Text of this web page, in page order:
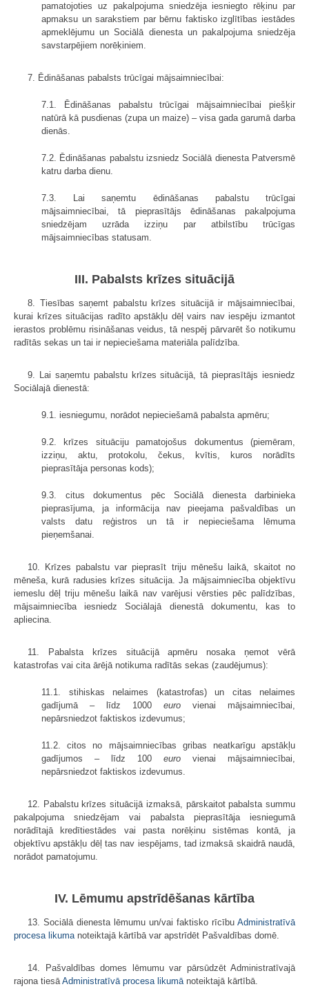
pamatojoties uz pakalpojuma sniedzēja iesniegto rēķinu par
apmaksu un sarakstiem par bērnu faktisko izglītības iestādes
apmeklējumu un Sociālā dienesta un pakalpojuma sniedzēja
savstarpējiem norēķiniem.
7. Ēdināšanas pabalsts trūcīgai mājsaimniecībai:
7.1. Ēdināšanas pabalstu trūcīgai mājsaimniecībai piešķir
natūrā kā pusdienas (zupa un maize) – visa gada garumā darba
dienās.
7.2. Ēdināšanas pabalstu izsniedz Sociālā dienesta Patversmē
katru darba dienu.
7.3. Lai saņemtu ēdināšanas pabalstu trūcīgai
mājsaimniecībai, tā pieprasītājs ēdināšanas pakalpojuma
sniedzējam uzrāda izziņu par atbilstību trūcīgas
mājsaimniecības statusam.
III. Pabalsts krīzes situācijā
8. Tiesības saņemt pabalstu krīzes situācijā ir mājsaimniecībai,
kurai krīzes situācijas radīto apstākļu dēļ vairs nav iespēju izmantot
ierastos problēmu risināšanas veidus, tā nespēj pārvarēt šo notikumu
radītās sekas un tai ir nepieciešama materiāla palīdzība.
9. Lai saņemtu pabalstu krīzes situācijā, tā pieprasītājs iesniedz
Sociālajā dienestā:
9.1. iesniegumu, norādot nepieciešamā pabalsta apmēru;
9.2. krīzes situāciju pamatojošus dokumentus (piemēram,
izziņu, aktu, protokolu, čekus, kvītis, kuros norādīts
pieprasītāja personas kods);
9.3. citus dokumentus pēc Sociālā dienesta darbinieka
pieprasījuma, ja informācija nav pieejama pašvaldības un
valsts datu reģistros un tā ir nepieciešama lēmuma
pieņemšanai.
10. Krīzes pabalstu var pieprasīt triju mēnešu laikā, skaitot no
mēneša, kurā radusies krīzes situācija. Ja mājsaimniecība objektīvu
iemeslu dēļ triju mēnešu laikā nav varējusi vērsties pēc palīdzības,
mājsaimniecība iesniedz Sociālajā dienestā dokumentu, kas to
apliecina.
11. Pabalsta krīzes situācijā apmēru nosaka ņemot vērā
katastrofas vai cita ārējā notikuma radītās sekas (zaudējumus):
11.1. stihiskas nelaimes (katastrofas) un citas nelaimes
gadījumā – līdz 1000 euro vienai mājsaimniecībai,
nepārsniedzot faktiskos izdevumus;
11.2. citos no mājsaimniecības gribas neatkarīgu apstākļu
gadījumos – līdz 100 euro vienai mājsaimniecībai,
nepārsniedzot faktiskos izdevumus.
12. Pabalstu krīzes situācijā izmaksā, pārskaitot pabalsta summu
pakalpojuma sniedzējam vai pabalsta pieprasītāja iesniegumā
norādītajā kredītiestādes vai pasta norēķinu sistēmas kontā, ja
objektīvu apstākļu dēļ tas nav iespējams, tad izmaksā skaidrā naudā,
norādot pamatojumu.
IV. Lēmumu apstrīdēšanas kārtība
13. Sociālā dienesta lēmumu un/vai faktisko rīcību Administratīvā
procesa likuma noteiktajā kārtībā var apstrīdēt Pašvaldības domē.
14. Pašvaldības domes lēmumu var pārsūdzēt Administratīvajā
rajona tiesā Administratīvā procesa likumā noteiktajā kārtībā.